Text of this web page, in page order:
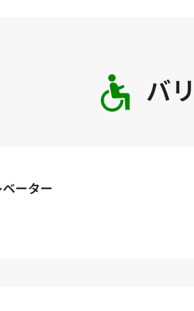
バ
ーター